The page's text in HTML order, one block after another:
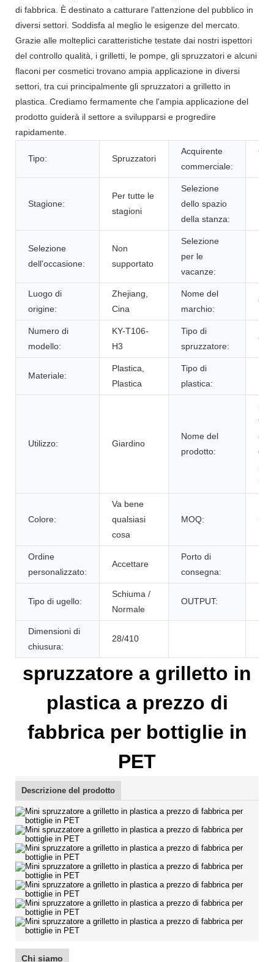
di fabbrica. È destinato a catturare l'attenzione del pubblico in
diversi settori. Soddisfa al meglio le esigenze del mercato.
Grazie alle molteplici caratteristiche testate dai nostri ispettori
del controllo qualità, i grilletti, le pompe, gli spruzzatori e alcuni
flaconi per cosmetici trovano ampia applicazione in diversi
settori, tra cui principalmente gli spruzzatori a grilletto in
plastica. Crediamo fermamente che l'ampia applicazione del
prodotto guiderà il settore a svilupparsi e progredire
rapidamente.
Tipo: Spruzzatori
Acquirente
commerciale:
Stagione:
Per tutte le
stagioni
Selezione
dello spazio
della stanza:
Selezione
dell'occasione:
Non
supportato
Selezione
per le
vacanze:
Luogo di
origine:
Zhejiang,
Cina
Nome del
marchio:
Numero di
modello:
KY-T106-
H3
Tipo di
spruzzatore:
Materiale:
Plastica,
Plastica
Tipo di
plastica:
Utilizzo: Giardino
Nome del
prodotto:
Colore:
Va bene
qualsiasi
cosa
MOQ: 5K
Ordine
personalizzato:
Accettare
Porto di
consegna:
Tipo di ugello:
Schiuma /
Normale
OUTPUT:
Dimensioni di
chiusura:
28/410
spruzzatore a grilletto in
plastica a prezzo di
fabbrica per bottiglie in
PET
Descrizione del prodotto
Chi siamo